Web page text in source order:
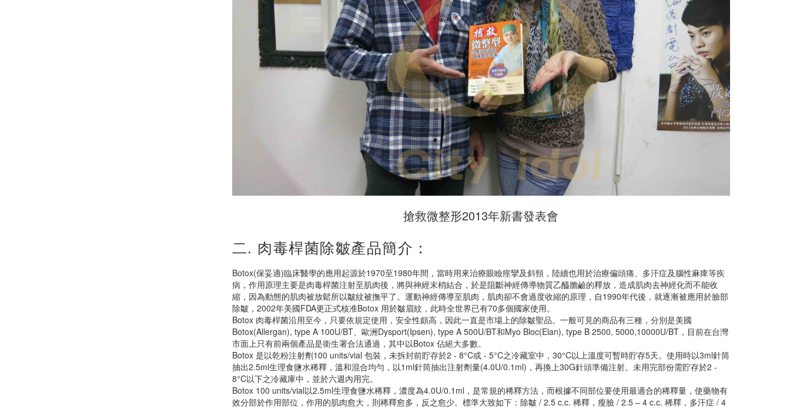
搶救微整形2013年新書發表會
二. 肉毒桿菌除皺產品簡介：
Botox(保妥適)臨床醫學的應用起源於1970至1980年間，當時用來治療眼瞼痙攣及斜頸，陸續也用於治療偏頭痛、多汗症及腦性麻痺等疾
病，作用原理主要是肉毒桿菌注射至肌肉後，將與神經末梢結合，於是阻斷神經傳導物質乙醯膽鹼的釋放，造成肌肉去神經化而不能收
縮，因為動態的肌肉被放鬆所以皺紋被撫平了。運動神經傳導至肌肉，肌肉卻不會過度收縮的原理，自1990年代後，就逐漸被應用於臉部
除皺，2002年美國FDA更正式核准Botox 用於皺眉紋，此時全世界已有70多個國家使用。
Botox 肉毒桿菌沿用至今，只要依規定使用，安全性頗高，因此一直是市場上的除皺聖品。一般可見的商品有三種，分別是美國
Botox(Allergan), type A 100U/BT、歐洲Dysport(Ipsen), type A 500U/BT和Myo Bloc(Elan), type B 2500, 5000,10000U/BT，目前在台灣
市面上只有前兩個產品是衛生署合法通過，其中以Botox 佔絕大多數。
Botox 是以乾粉注射劑100 units/vial 包裝，未拆封前貯存於2 - 8°C或 - 5°C之冷藏室中，30°C以上溫度可暫時貯存5天。使用時以3ml針筒
抽出2.5ml生理食鹽水稀釋，溫和混合均勻，以1ml針筒抽出注射劑量(4.0U/0.1ml)，再換上30G針頭準備注射。未用完部份需貯存於2 -
8°C以下之冷藏庫中，並於六週內用完。
Botox 100 units/vial以2.5ml生理食鹽水稀釋，濃度為4.0U/0.1ml，是常規的稀釋方法，而根據不同部位要使用最適合的稀釋量，使藥物有
效分部於作用部位，作用的肌肉愈大，則稀釋愈多，反之愈少。標準大致如下：除皺 / 2.5 c.c. 稀釋，瘦臉 / 2.5 – 4 c.c. 稀釋，多汗症 / 4